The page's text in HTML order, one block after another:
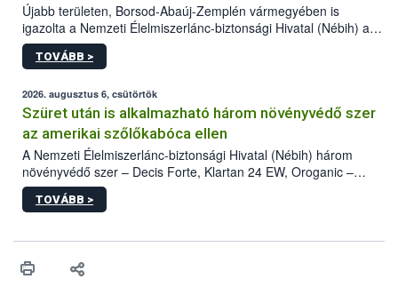
Újabb területen, Borsod-Abaúj-Zemplén vármegyében is
igazolta a Nemzeti Élelmiszerlánc-biztonsági Hivatal (Nébih) a
kőrisrontó karcsúdíszbogár (Agrilus planipennis) jelenlétét. A
kártevőt nem csak színcsapdában találták meg, de már fertőzött
az intenzív felderítést, emellett az intézkedéseket a szlovák
hatósággal is összehangolják a terjedés megállítása érdekében.
TOVÁBB >
2026. augusztus 6, csütörtök
Szüret után is alkalmazható három növényvédő szer
az amerikai szőlőkabóca ellen
A Nemzeti Élelmiszerlánc-biztonsági Hivatal (Nébih) három
növényvédő szer – Decis Forte, Klartan 24 EW, Oroganic –
engedélyokiratát módosította, így azok a szüretet követően,
egészen a vesszőérettség (BBCH 91) stádiumáig
érésű szőlőkben is legyen lehetőség a károsító elleni további
felhasználók számára is elérhető és ökológiai termesztésben is
TOVÁBB >